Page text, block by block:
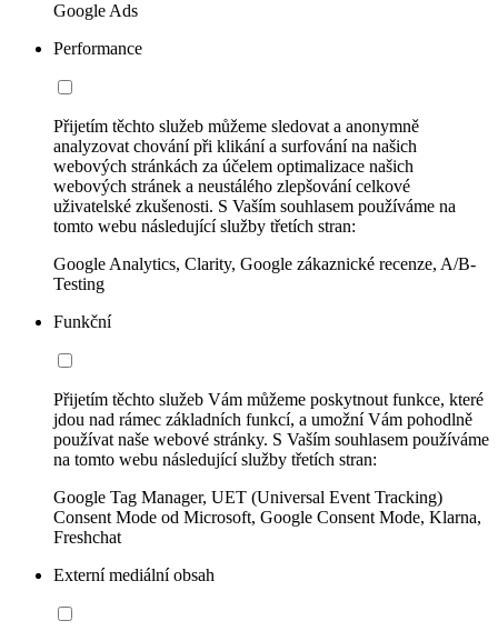
Google Ads
Performance
Přijetím těchto služeb můžeme sledovat a anonymně
analyzovat chování při klikání a surfování na našich
webových stránkách za účelem optimalizace našich
webových stránek a neustálého zlepšování celkové
uživatelské zkušenosti. S Vaším souhlasem používáme na
tomto webu následující služby třetích stran:
Google Analytics, Clarity, Google zákaznické recenze, A/B-
Testing
Funkční
Přijetím těchto služeb Vám můžeme poskytnout funkce, které
jdou nad rámec základních funkcí, a umožní Vám pohodlně
používat naše webové stránky. S Vaším souhlasem používáme
na tomto webu následující služby třetích stran:
Google Tag Manager, UET (Universal Event Tracking)
Consent Mode od Microsoft, Google Consent Mode, Klarna,
Freshchat
Externí mediální obsah